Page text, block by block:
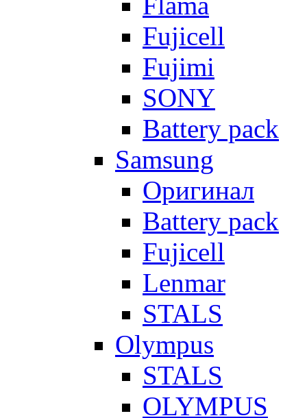
Fujicell
Fujimi
SONY
Battery pack
Samsung
Оригинал
Battery pack
Fujicell
Lenmar
STALS
Olympus
STALS
OLYMPUS